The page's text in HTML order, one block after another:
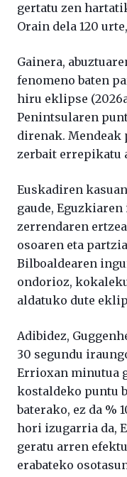
gertatu zen
Orain dela 120
Gainera,
fenomeno baten
hiru eklipse
Penintsularen
direnak.
zerbait errepikatu
Euskadiren
gaude,
zerrendaren
osoaren eta
Bilboaldearen
ondorioz,
aldatuko dute
Adibidez,
30 segundu
Errioxan minutua
kostaldeko puntu
baterako, ez da %
hori izugarria da,
geratu arren
erabateko